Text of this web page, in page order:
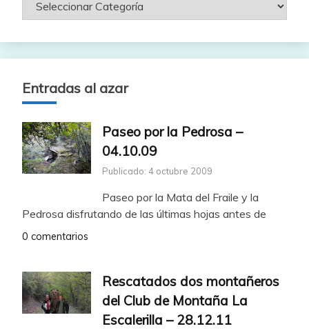
Entradas al azar
Paseo por la Pedrosa –
04.10.09
Publicado: 4 octubre 2009
Paseo por la Mata del Fraile y la
Pedrosa disfrutando de las últimas hojas antes de
0 comentarios
Rescatados dos montañeros
del Club de Montaña La
Escalerilla – 28.12.11